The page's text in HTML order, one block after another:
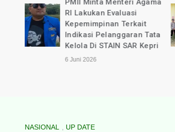
Lahannya, Puluhan Warga
Mendatangi Lokasi
Pertambangan Batubara
PT Nusa Persada
Resources
4 Juni 2026
NASIONAL UP DATE